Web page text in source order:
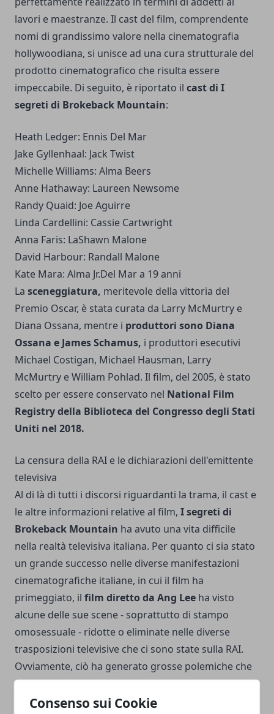
Consenso sui Cookie
lavori e maestranze. Il cast del film, comprendente
nomi di grandissimo valore nella cinematografia
hollywoodiana, si unisce ad una cura strutturale del
prodotto cinematografico che risulta essere
impeccabile. Di seguito, è riportato il cast di I
segreti di Brokeback Mountain:
Heath Ledger: Ennis Del Mar
Jake Gyllenhaal: Jack Twist
Michelle Williams: Alma Beers
Anne Hathaway: Laureen Newsome
Randy Quaid: Joe Aguirre
Linda Cardellini: Cassie Cartwright
Anna Faris: LaShawn Malone
David Harbour: Randall Malone
Kate Mara: Alma Jr.Del Mar a 19 anni
La sceneggiatura, meritevole della vittoria del
Premio Oscar, è stata curata da Larry McMurtry e
Diana Ossana, mentre i produttori sono Diana
Ossana e James Schamus, i produttori esecutivi
Michael Costigan, Michael Hausman, Larry
McMurtry e William Pohlad. Il film, del 2005, è stato
scelto per essere conservato nel National Film
Registry della Biblioteca del Congresso degli Stati
Uniti nel 2018.
La censura della RAI e le dichiarazioni dell'emittente
televisiva
Al di là di tutti i discorsi riguardanti la trama, il cast e
le altre informazioni relative al film, I segreti di
Brokeback Mountain ha avuto una vita difficile
nella realtà televisiva italiana. Per quanto ci sia stato
un grande successo nelle diverse manifestazioni
cinematografiche italiane, in cui il film ha
primeggiato, il film diretto da Ang Lee ha visto
alcune delle sue scene - soprattutto di stampo
omosessuale - ridotte o eliminate nelle diverse
trasposizioni televisive che ci sono state sulla RAI.
Ovviamente, ciò ha generato grosse polemiche che
hanno portato alla definizione di unservizio
pubblico omofobo o poco attento a certe